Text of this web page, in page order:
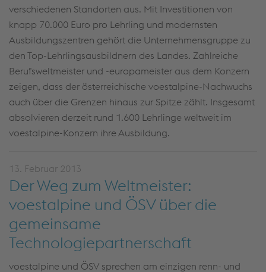
verschiedenen Standorten aus. Mit Investitionen von
knapp 70.000 Euro pro Lehrling und modernsten
Ausbildungszentren gehört die Unternehmensgruppe zu
den Top-Lehrlingsausbildnern des Landes. Zahlreiche
Berufsweltmeister und -europameister aus dem Konzern
zeigen, dass der österreichische voestalpine-Nachwuchs
auch über die Grenzen hinaus zur Spitze zählt. Insgesamt
absolvieren derzeit rund 1.600 Lehrlinge weltweit im
voestalpine-Konzern ihre Ausbildung.
13. Februar 2013
Der Weg zum Weltmeister:
voestalpine und ÖSV über die
gemeinsame
Technologiepartnerschaft
voestalpine und ÖSV sprechen am einzigen renn- und